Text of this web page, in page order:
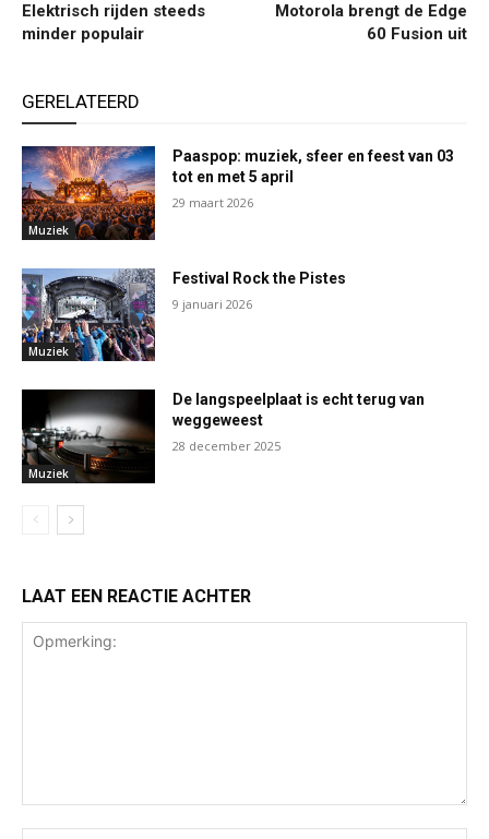
Elektrisch rijden steeds
minder populair
Motorola brengt de Edge
60 Fusion uit
GERELATEERD
Muziek
Paaspop: muziek, sfeer en feest van 03
tot en met 5 april
29 maart 2026
Muziek
Festival Rock the Pistes
9 januari 2026
Muziek
De langspeelplaat is echt terug van
weggeweest
28 december 2025
LAAT EEN REACTIE ACHTER